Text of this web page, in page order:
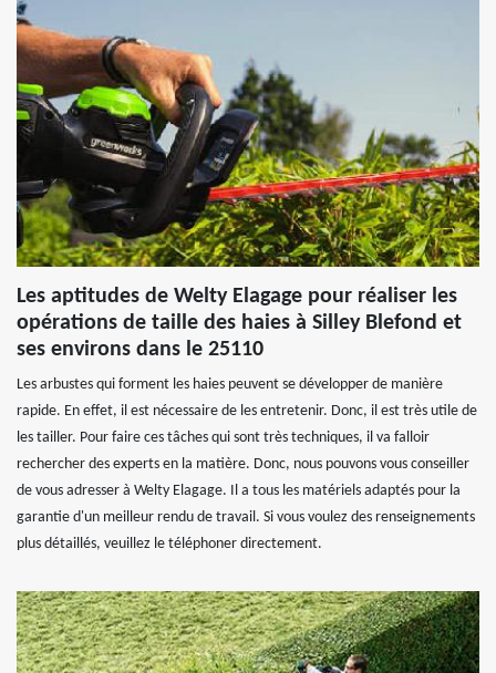
Les aptitudes de Welty Elagage pour réaliser les
opérations de taille des haies à Silley Blefond et
ses environs dans le 25110
Les arbustes qui forment les haies peuvent se développer de manière
rapide. En effet, il est nécessaire de les entretenir. Donc, il est très utile de
les tailler. Pour faire ces tâches qui sont très techniques, il va falloir
rechercher des experts en la matière. Donc, nous pouvons vous conseiller
de vous adresser à Welty Elagage. Il a tous les matériels adaptés pour la
garantie d'un meilleur rendu de travail. Si vous voulez des renseignements
plus détaillés, veuillez le téléphoner directement.